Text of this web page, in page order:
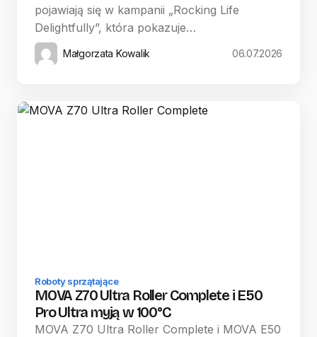
pojawiają się w kampanii „Rocking Life
Delightfully”, która pokazuje…
Małgorzata Kowalik 06.07.2026
Roboty sprzątające
MOVA Z70 Ultra Roller Complete i E50
Pro Ultra myją w 100°C
MOVA Z70 Ultra Roller Complete i MOVA E50